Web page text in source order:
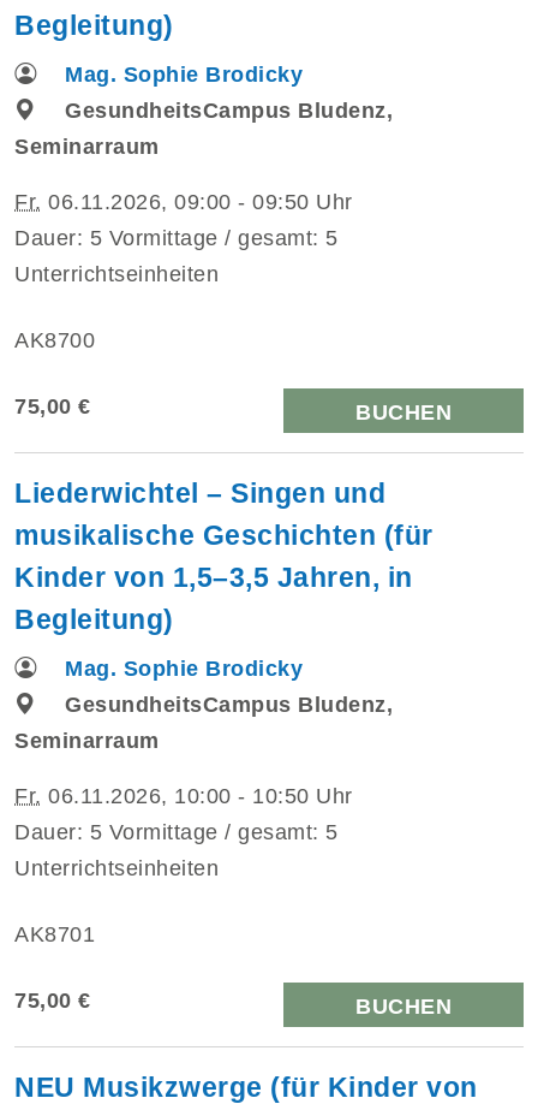
Begleitung)
Mag. Sophie Brodicky
GesundheitsCampus Bludenz,
Seminarraum
Fr. 06.11.2026, 09:00 - 09:50 Uhr
Dauer: 5 Vormittage / gesamt: 5
Unterrichtseinheiten
AK8700
75,00 € BUCHEN
Liederwichtel – Singen und
musikalische Geschichten (für
Kinder von 1,5–3,5 Jahren, in
Begleitung)
Mag. Sophie Brodicky
GesundheitsCampus Bludenz,
Seminarraum
Fr. 06.11.2026, 10:00 - 10:50 Uhr
Dauer: 5 Vormittage / gesamt: 5
Unterrichtseinheiten
AK8701
75,00 € BUCHEN
NEU Musikzwerge (für Kinder von